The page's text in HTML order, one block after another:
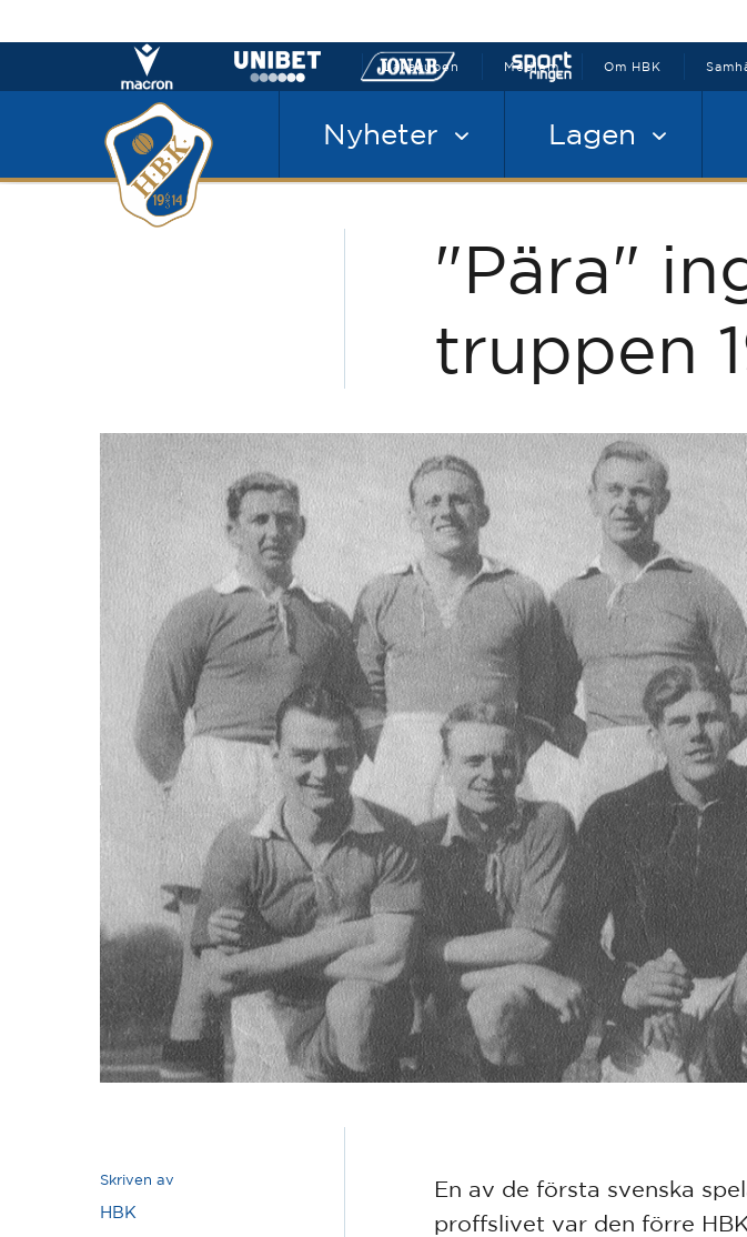
Nyheter Lagen
Laxacupen Medlem Om HBK
"Pära"
truppen
Skriven av
HBK
En av de första svenska
proffslivet var den förre